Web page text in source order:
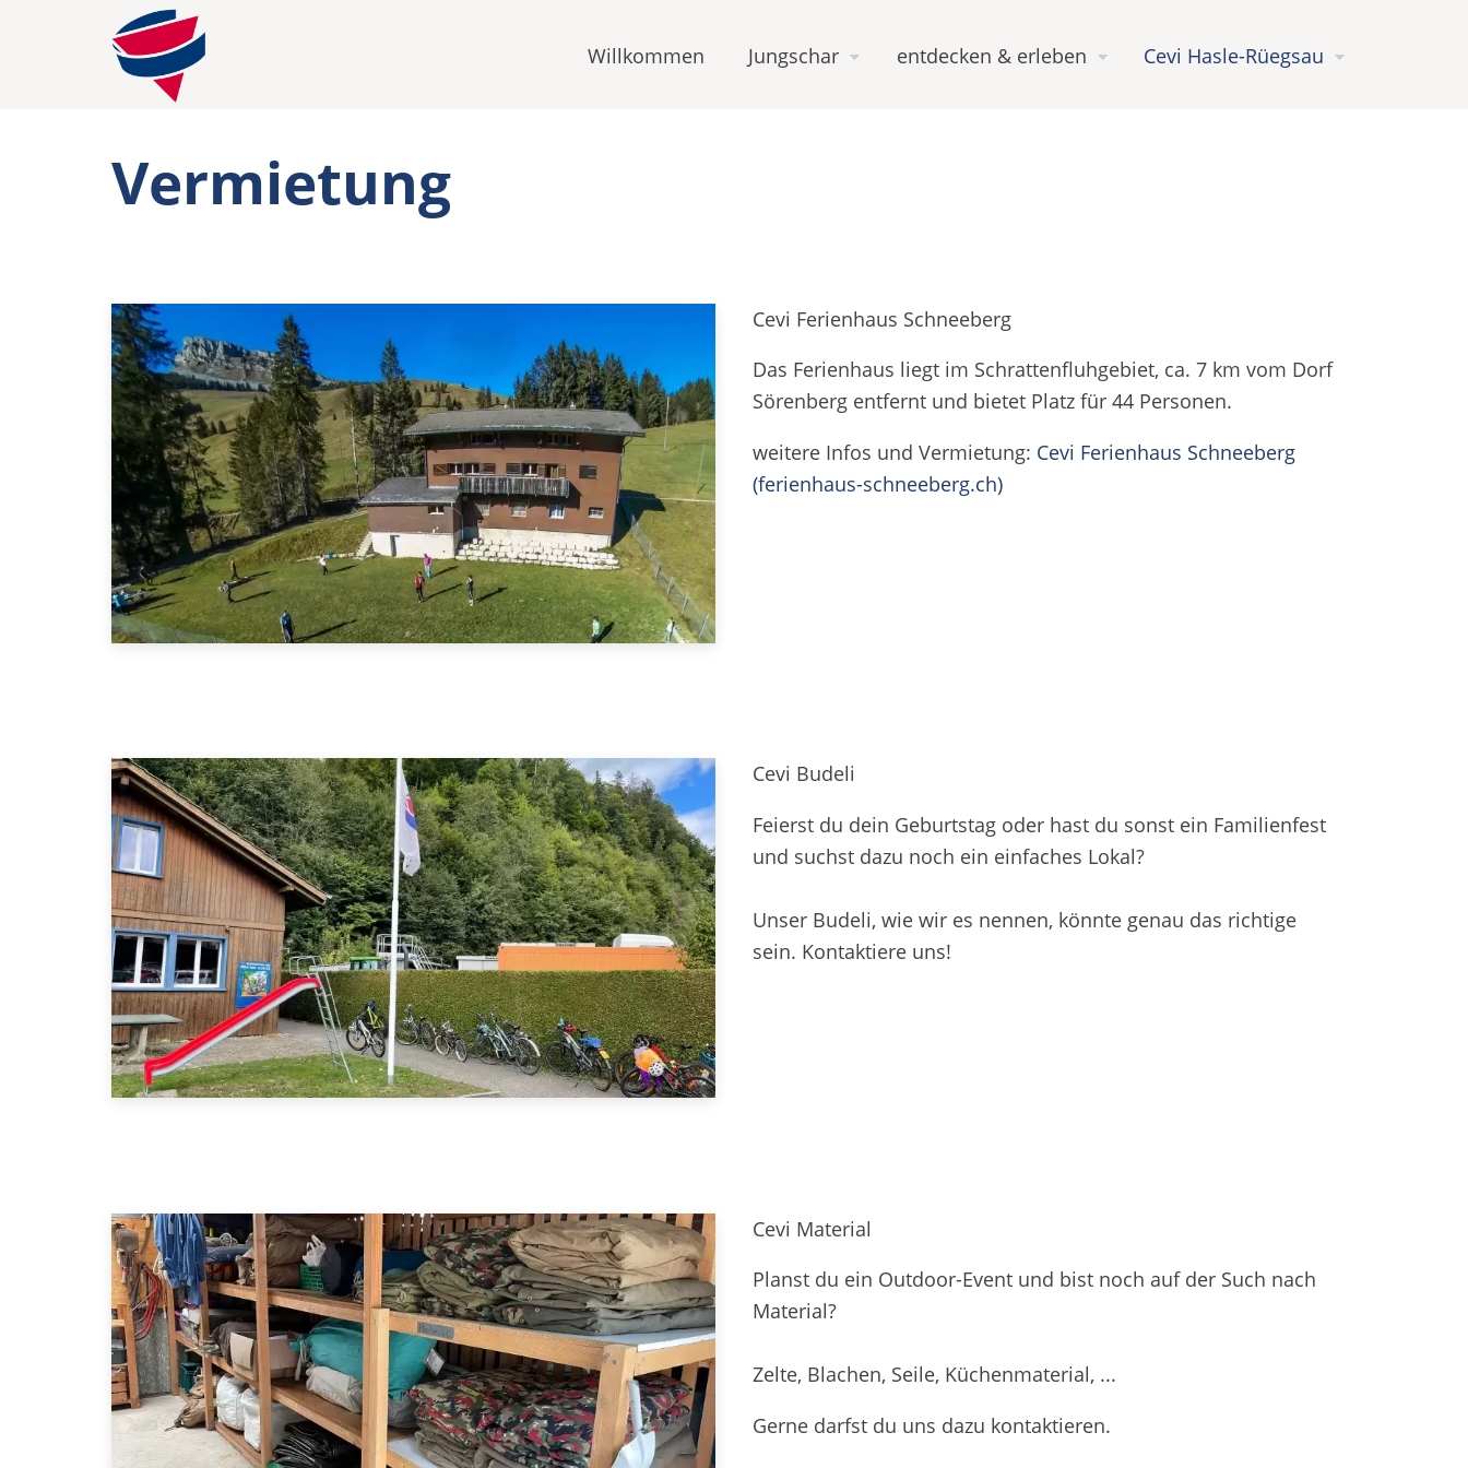
Willkommen Jungschar entdecken & erleben Cevi Hasle-Rüegsau
Vermietung
Cevi Ferienhaus Schneeberg
Das Ferienhaus liegt im Schrattenfluhgebiet, ca. 7 km vom Dorf
Sörenberg entfernt und bietet Platz für 44 Personen.
weitere Infos und Vermietung: Cevi Ferienhaus Schneeberg
(ferienhaus-schneeberg.ch)
Cevi Budeli
Feierst du dein Geburtstag oder hast du sonst ein Familienfest
und suchst dazu noch ein einfaches Lokal?
Unser Budeli, wie wir es nennen, könnte genau das richtige
sein. Kontaktiere uns!
Cevi Material
Planst du ein Outdoor-Event und bist noch auf der Such nach
Material?
Zelte, Blachen, Seile, Küchenmaterial, ...
Gerne darfst du uns dazu kontaktieren.